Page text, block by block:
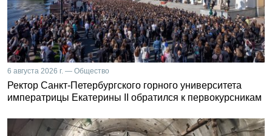
6 августа 2026 г. — Общество
Ректор Санкт-Петербургского горного университета
императрицы Екатерины II обратился к первокурсникам